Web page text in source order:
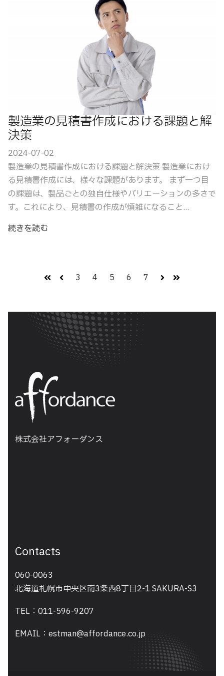
製造業の見積書作成における課題と解
決策
2024-07-02
製造業の見積書作成における課題と解決策 製造業におけ
る見積書作成には、様々な課題があります。 まず一つ目
の課題は、製品ごとの独自仕様やバリエーションの多さで
す。これにより、見積書の作成が煩雑になること...
続きを読む
最初 前へ
3 4 5 6 7
次へ 最後
株式会社アフォーダンス
Contacts
060-0063
北海道札幌市中央区南3条西8丁目2-1 SAKURA-S3
TEL：011-596-9207
EMAIL：estman@affordance.co.jp